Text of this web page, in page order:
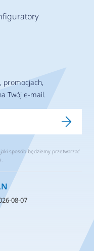
promocjach,
Twój e-mail.
sposób będziemy przetwarzać
08-07